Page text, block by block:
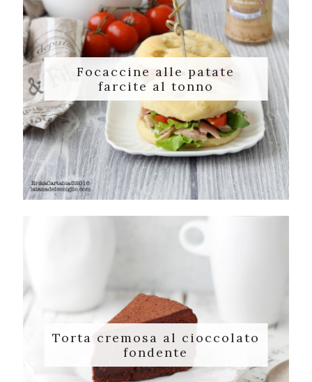
Focaccine alle patate
farcite al tonno
Torta cremosa al cioccolato
fondente